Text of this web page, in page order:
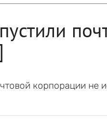
корпорации